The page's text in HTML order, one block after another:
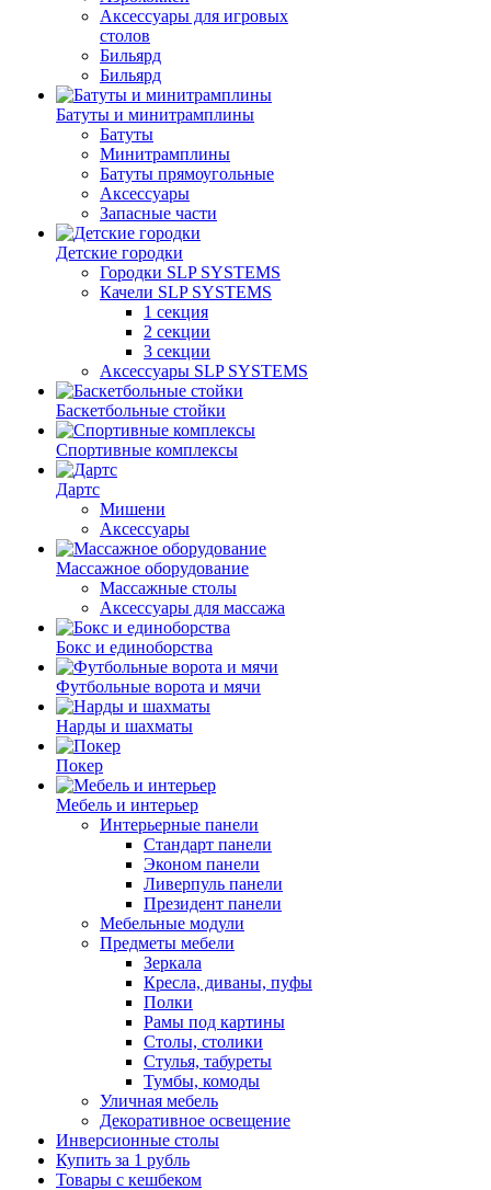
Аксессуары для игровых
столов
Бильяpд
Бильяpд
Батуты и минитрамплины
Батуты
Минитрамплины
Батуты прямоугольные
Аксессуары
Запасные части
Детские городки
Городки SLP SYSTEMS
Качели SLP SYSTEMS
1 секция
2 секции
3 секции
Аксессуары SLP SYSTEMS
Баскетбольные стойки
Спортивные комплексы
Дартс
Мишени
Аксессуары
Массажное оборудование
Массажные столы
Аксессуары для массажа
Бокс и единоборства
Футбольные ворота и мячи
Нарды и шахматы
Покер
Мебель и интерьер
Интерьерные панели
Стандарт панели
Эконом панели
Ливерпуль панели
Президент панели
Мебельные модули
Предметы мебели
Зеркала
Кресла, диваны, пуфы
Полки
Рамы под картины
Столы, столики
Стулья, табуреты
Тумбы, комоды
Уличная мебель
Декоративное освещение
Инверсионные столы
Купить за 1 рубль
Товары с кешбеком